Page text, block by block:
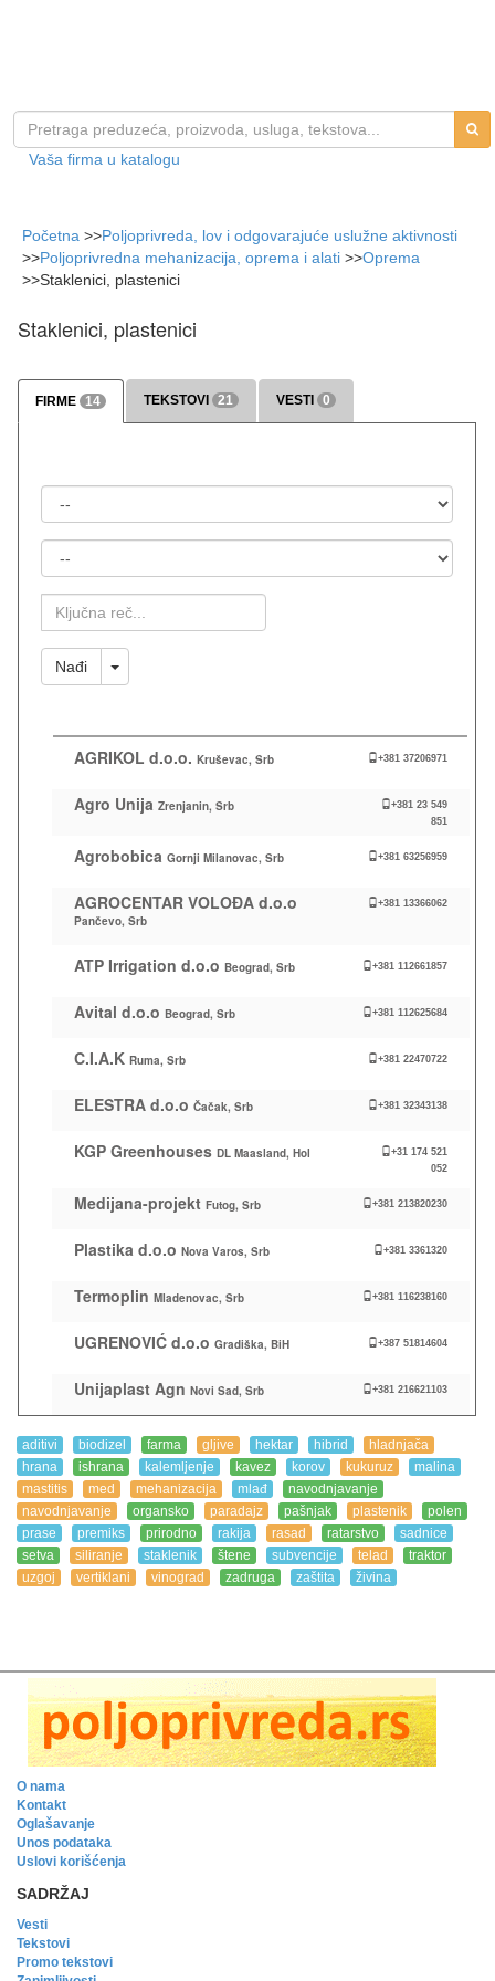
Vaša firma u katalogu
Početna >>Poljoprivreda, lov i odgovarajuće uslužne aktivnosti
>>Poljoprivredna mehanizacija, oprema i alati >>Oprema
>>Staklenici, plastenici
Staklenici, plastenici
FIRME 14 TEKSTOVI 21 VESTI 0
Ključna
Reč
Nađi Toggle Dropdown
AGRIKOL d.o.o. Kruševac, Srb +381 37206971
Agro Unija Zrenjanin, Srb
+381 23 549
851
Agrobobica Gornji Milanovac, Srb +381 63256959
AGROCENTAR VOLOĐA d.o.o
Pančevo, Srb
+381 13366062
ATP Irrigation d.o.o Beograd, Srb +381 112661857
Avital d.o.o Beograd, Srb +381 112625684
C.I.A.K Ruma, Srb +381 22470722
ELESTRA d.o.o Čačak, Srb +381 32343138
KGP Greenhouses DL Maasland, Hol
+31 174 521
052
Medijana-projekt Futog, Srb +381 213820230
Plastika d.o.o Nova Varos, Srb +381 3361320
Termoplin Mladenovac, Srb +381 116238160
UGRENOVIĆ d.o.o Gradiška, BiH +387 51814604
Unijaplast Agn Novi Sad, Srb +381 216621103
aditivi biodizel farma gljive hektar hibrid
hladnjača
hrana
ishrana kalemljenje kavez korov kukuruz
malina
mastitis
med mehanizacija mlađ
navodnjavanje
navodnjavanje
organsko paradajz pašnjak plastenik
polen
prase
premiks prirodno rakija rasad ratarstvo
sadnice
setva
siliranje staklenik štene subvencije telad
traktor
uzgoj
vertiklani vinograd zadruga zaštita živina
O nama
Kontakt
Oglašavanje
Unos podataka
Uslovi korišćenja
SADRŽAJ
Vesti
Tekstovi
Promo tekstovi